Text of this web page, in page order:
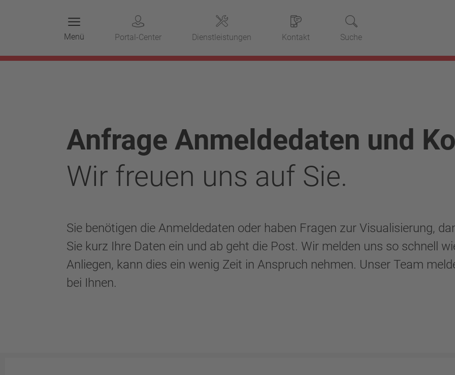
Menü Portal-Center Dienstleistungen Kontakt Suche
Anfrage Anmeldedaten und
Wir freuen uns auf Sie.
Sie benötigen die Anmeldedaten oder haben Fragen zur Visualisierung,
Sie kurz Ihre Daten ein und ab geht die Post. Wir melden uns so schnell
Anliegen, kann dies ein wenig Zeit in Anspruch nehmen. Unser Team
bei Ihnen.